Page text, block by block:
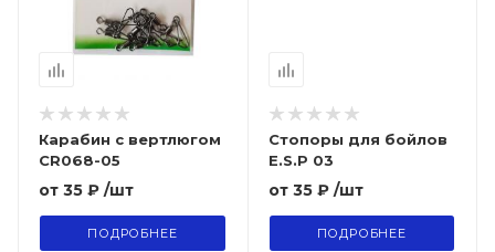
Карабин с вертлюгом
CR068-05
от 35 ₽ /шт
ПОДРОБНЕЕ
Стопоры для бойлов
E.S.P 03
от 35 ₽ /шт
ПОДРОБНЕЕ